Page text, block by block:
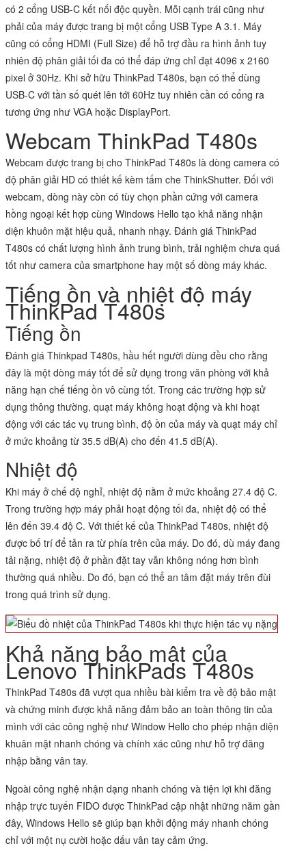
có 2 cổng USB-C kết nối độc quyền. Mỗi cạnh trái cũng như
phải của máy được trang bị một cổng USB Type A 3.1. Máy
cũng có cổng HDMI (Full Size) để hỗ trợ đầu ra hình ảnh tuy
nhiên độ phân giải tối đa có thể đáp ứng chỉ đạt 4096 x 2160
pixel ở 30Hz. Khi sở hữu ThinkPad T480s, bạn có thể dùng
USB-C với tần số quét lên tới 60Hz tuy nhiên cần có cổng ra
tương ứng như VGA hoặc DisplayPort.
Webcam ThinkPad T480s
Webcam được trang bị cho ThinkPad T480s là dòng camera có
độ phân giải HD có thiết kế kèm tấm che ThinkShutter. Đối với
webcam, dòng này còn có tùy chọn phần cứng với camera
hồng ngoại kết hợp cùng Windows Hello tạo khả năng nhận
diện khuôn mặt hiệu quả, nhanh nhạy. Đánh giá ThinkPad
T480s có chất lượng hình ảnh trung bình, trải nghiệm chưa quá
tốt như camera của smartphone hay một số dòng máy khác.
Tiếng ồn và nhiệt độ máy
ThinkPad T480s
Tiếng ồn
Đánh giá Thinkpad T480s, hầu hết người dùng đều cho rằng
đây là một dòng máy tốt để sử dụng trong văn phòng với khả
năng hạn chế tiếng ồn vô cùng tốt. Trong các trường hợp sử
dụng thông thường, quạt máy không hoạt động và khi hoạt
động với các tác vụ trung bình, độ ồn của máy và quạt máy chỉ
ở mức khoảng từ 35.5 dB(A) cho đến 41.5 dB(A).
Nhiệt độ
Khi máy ở chế độ nghỉ, nhiệt độ nằm ở mức khoảng 27.4 độ C.
Trong trường hợp máy phải hoạt động tối đa, nhiệt độ có thể
lên đến 39.4 độ C. Với thiết kế của ThinkPad T480s, nhiệt độ
được bố trí để tản ra từ phía trên của máy. Do đó, dù máy đang
tải nặng, nhiệt độ ở phần đặt tay vẫn không nóng hơn bình
thường quá nhiều. Do đó, bạn có thể an tâm đặt máy trên đùi
trong quá trình sử dụng.
Khả năng bảo mật của
Lenovo ThinkPads T480s
ThinkPad T480s đã vượt qua nhiều bài kiểm tra về độ bảo mật
và chứng minh được khả năng đảm bảo an toàn thông tin của
mình với các công nghệ như Window Hello cho phép nhận diện
khuân mặt nhanh chóng và chính xác cũng như hỗ trợ đăng
nhập bằng vân tay.
Ngoài công nghệ nhận dạng nhanh chóng và tiện lợi khi đăng
nhập trực tuyến FIDO được ThinkPad cập nhật những năm gần
đây, Windows Hello sẽ giúp bạn khởi động máy nhanh chóng
chỉ với một nụ cười hoặc dấu vân tay cảm ứng.